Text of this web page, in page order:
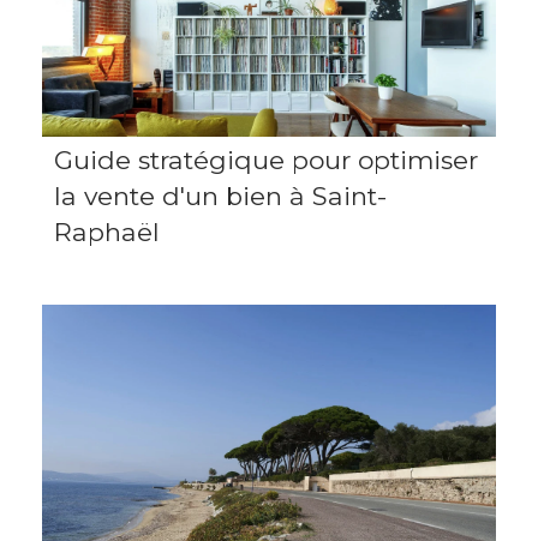
Guide stratégique pour optimiser
la vente d'un bien à Saint-
Raphaël